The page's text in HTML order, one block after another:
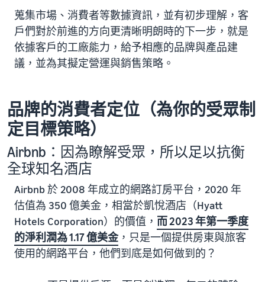
蒐集市場、消費者等數據資訊，並有初步理解，客
戶們對於前進的方向更清晰明朗時的下一步，就是
依據客戶的工廠能力，給予相應的品牌與產品建
議，並為其擬定營運與銷售策略。
品牌的消費者定位（為你的受眾制
定目標策略）
Airbnb：因為瞭解受眾，所以足以抗衡
全球知名酒店
Airbnb 於 2008 年成立的網路訂房平台，2020 年
估值為 350 億美金，相當於凱悅酒店（Hyatt
Hotels Corporation）的價值， 而 2023 年第一季度
的淨利潤為 1.17 億美金，只是一個提供房東與旅客
使用的網路平台，他們到底是如何做到的？